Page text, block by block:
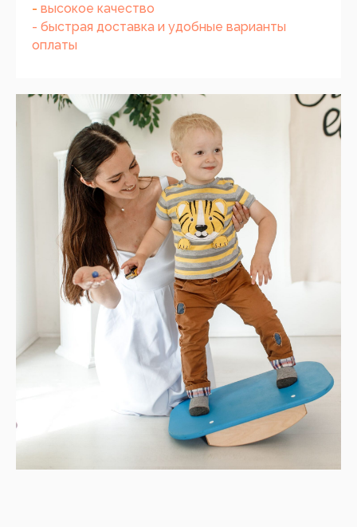
- высокое качество
- быстрая доставка и удобные варианты
оплаты